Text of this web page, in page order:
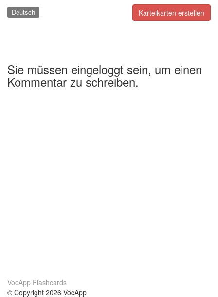
Karteikarten erstellen
Deutsch
Sie müssen eingeloggt sein, um einen
Kommentar zu schreiben.
VocApp Flashcards
© Copyright 2026 VocApp